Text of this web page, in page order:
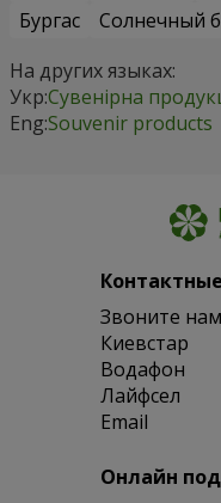
Бургас
Солнечный
На других языках:
Укр:Сувенірна
Eng:Souvenir products
Звоните нам
Киевстар
Водафон
Лайфсел
Email
Онлайн